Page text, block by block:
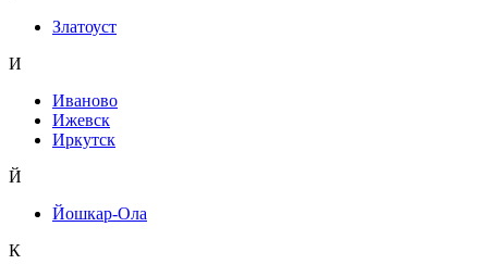
Златоуст
И
Иваново
Ижевск
Иркутск
Й
Йошкар-Ола
К